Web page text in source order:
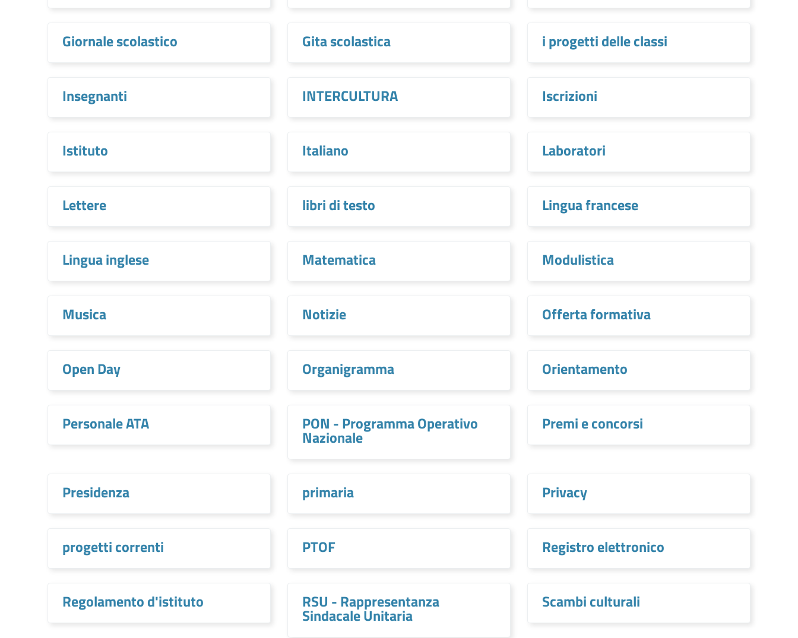
Giornale scolastico Gita scolastica i progetti delle classi
Insegnanti INTERCULTURA Iscrizioni
Istituto Italiano Laboratori
Lettere libri di testo Lingua francese
Lingua inglese Matematica Modulistica
Musica Notizie Offerta formativa
Open Day Organigramma Orientamento
Personale ATA PON - Programma Operativo
Nazionale
Premi e concorsi
Presidenza primaria Privacy
progetti correnti PTOF Registro elettronico
Regolamento d'istituto RSU - Rappresentanza
Sindacale Unitaria
Scambi culturali